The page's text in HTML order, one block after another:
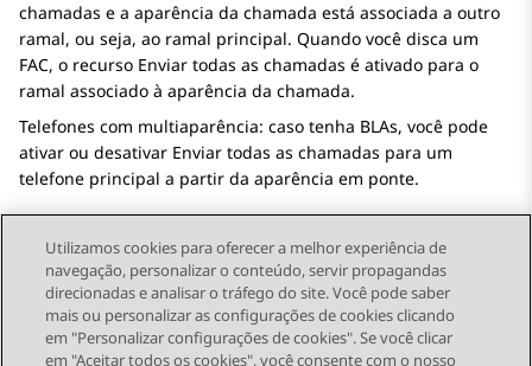
chamadas e a aparência da chamada está associada a outro
ramal, ou seja, ao ramal principal. Quando você disca um
FAC, o recurso Enviar todas as chamadas é ativado para o
ramal associado à aparência da chamada.
Telefones com multiaparência: caso tenha BLAs, você pode
ativar ou desativar Enviar todas as chamadas para um
telefone principal a partir da aparência em ponte.
Send Feedback
Utilizamos cookies para oferecer a melhor experiência de
navegação, personalizar o conteúdo, servir propagandas
direcionadas e analisar o tráfego do site. Você pode saber
mais ou personalizar as configurações de cookies clicando
em "Personalizar configurações de cookies". Se você clicar
em "Aceitar todos os cookies", você consente com o nosso